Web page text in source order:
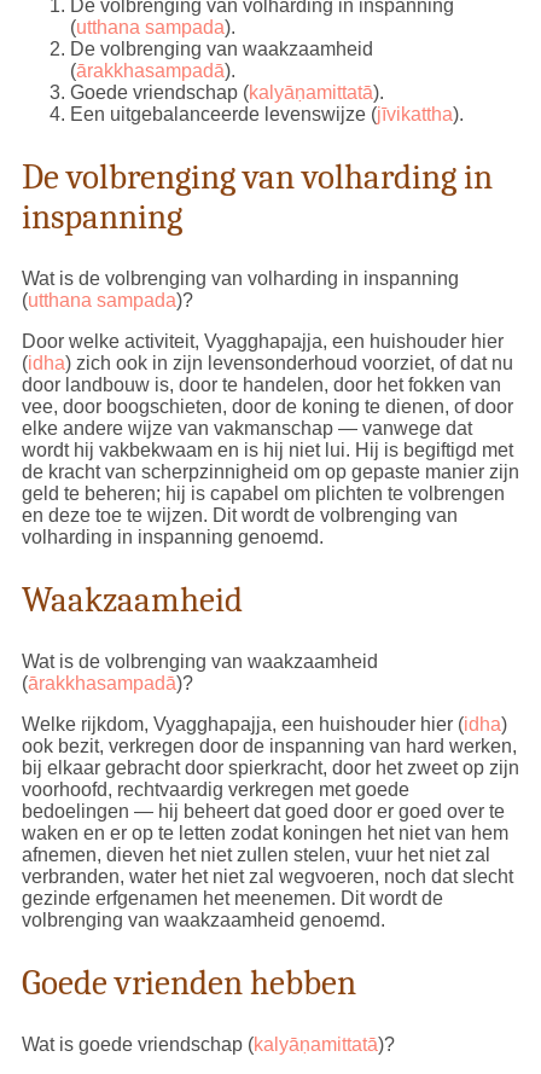
De volbrenging van volharding in inspanning
(utthana sampada).
De volbrenging van waakzaamheid
(ārakkhasampadā).
Goede vriendschap (kalyāṇamittatā).
Een uitgebalanceerde levenswijze (jīvikattha).
De volbrenging van volharding in
inspanning
Wat is de volbrenging van volharding in inspanning
(utthana sampada)?
Door welke activiteit, Vyagghapajja, een huishouder hier
(idha) zich ook in zijn levensonderhoud voorziet, of dat nu
door landbouw is, door te handelen, door het fokken van
vee, door boogschieten, door de koning te dienen, of door
elke andere wijze van vakmanschap — vanwege dat
wordt hij vakbekwaam en is hij niet lui. Hij is begiftigd met
de kracht van scherpzinnigheid om op gepaste manier zijn
geld te beheren; hij is capabel om plichten te volbrengen
en deze toe te wijzen. Dit wordt de volbrenging van
volharding in inspanning genoemd.
Waakzaamheid
Wat is de volbrenging van waakzaamheid
(ārakkhasampadā)?
Welke rijkdom, Vyagghapajja, een huishouder hier (idha)
ook bezit, verkregen door de inspanning van hard werken,
bij elkaar gebracht door spierkracht, door het zweet op zijn
voorhoofd, rechtvaardig verkregen met goede
bedoelingen — hij beheert dat goed door er goed over te
waken en er op te letten zodat koningen het niet van hem
afnemen, dieven het niet zullen stelen, vuur het niet zal
verbranden, water het niet zal wegvoeren, noch dat slecht
gezinde erfgenamen het meenemen. Dit wordt de
volbrenging van waakzaamheid genoemd.
Goede vrienden hebben
Wat is goede vriendschap (kalyāṇamittatā)?